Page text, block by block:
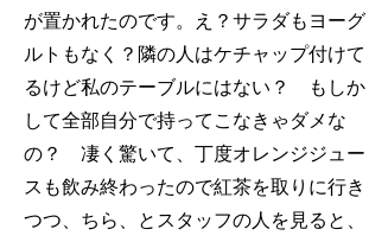
が置かれたのです。え？サラダもヨーグ
ルトもなく？隣の人はケチャップ付けて
るけど私のテーブルにはない？ もしか
して全部自分で持ってこなきゃダメな
の？ 凄く驚いて、丁度オレンジジュー
スも飲み終わったので紅茶を取りに行き
つつ、ちら、とスタッフの人を見ると、